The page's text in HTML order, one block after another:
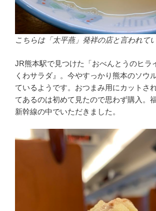
こちらは「太平燕」発祥の店と言われて
JR熊本駅で見つけた「おべんとうのヒラ
くわサラダ』。今やすっかり熊本のソウ
ているようです。おつまみ用にカットさ
てあるのは初めて見たので思わず購入。
新幹線の中でいただきました。